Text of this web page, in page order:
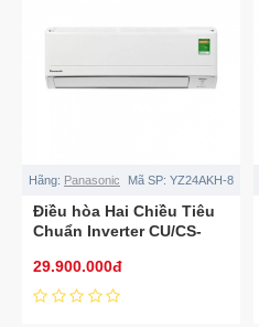
Hãng: Panasonic Mã SP: YZ24AKH-8
Điều hòa Hai Chiều Tiêu
Chuẩn Inverter CU/CS-
29.900.000đ